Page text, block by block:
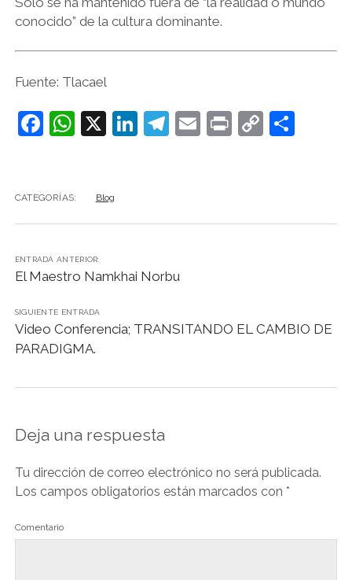
conocido” de la cultura dominante.
Fuente: Tlacael
F
e
b
o
o
W
s
A
p
p
X Li
dI
T
a
E Pr C
Li
C
ar
CATEGORÍAS: Blog
ENTRADA ANTERIOR:
El Maestro Namkhai Norbu
SIGUIENTE ENTRADA
Video Conferencia; TRANSITANDO EL CAMBIO DE
PARADIGMA.
Deja una respuesta
Tu dirección de correo electrónico no será publicada.
Los campos obligatorios están marcados con *
Comentario